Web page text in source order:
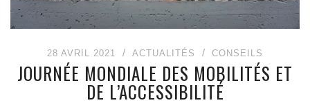
28 AVRIL 2021 ACTUALITÉS CONSEILS
JOURNÉE MONDIALE DES MOBILITÉS ET
DE L’ACCESSIBILITÉ